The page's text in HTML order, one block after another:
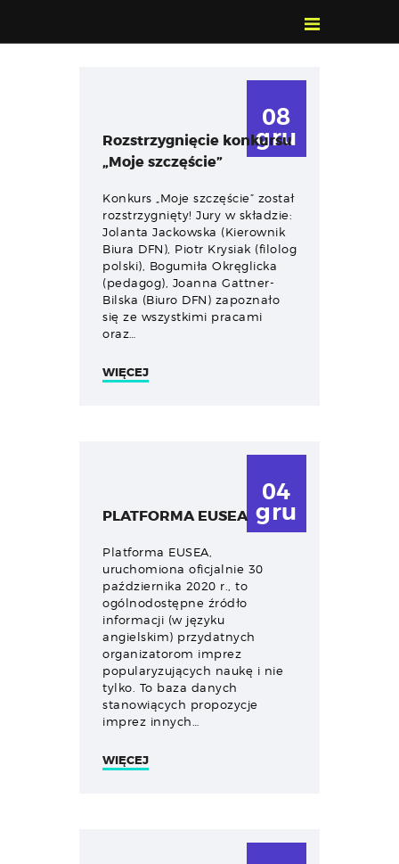
PROGRAM
KONTAKT
WYSZUKIWARKA
WYDARZEŃ
08
gru
Rozstrzygnięcie konkursu
„Moje szczęście”
Konkurs „Moje szczęście” został
rozstrzygnięty! Jury w składzie:
Jolanta Jackowska (Kierownik
Biura DFN), Piotr Krysiak (filolog
polski), Bogumiła Okręglicka
(pedagog), Joanna Gattner-
Bilska (Biuro DFN) zapoznało
się ze wszystkimi pracami
oraz…
WIĘCEJ
04
gru
PLATFORMA EUSEA
Platforma EUSEA,
uruchomiona oficjalnie 30
października 2020 r., to
ogólnodostępne źródło
informacji (w języku
angielskim) przydatnych
organizatorom imprez
popularyzujących naukę i nie
tylko. To baza danych
stanowiących propozycje
imprez innych…
WIĘCEJ